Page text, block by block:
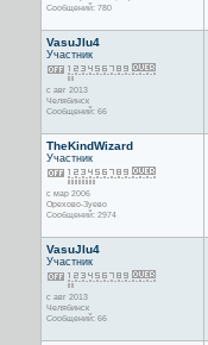
Сообщений: 780
VasuJIu4
Участник
с авг 2013
Челябинск
Сообщений: 66
TheKindWizard
Участник
с мар 2006
Орехово-Зуево
Сообщений: 2974
VasuJIu4
Участник
с авг 2013
Челябинск
Сообщений: 66